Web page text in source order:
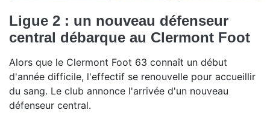
Ligue 2 : un nouveau défenseur
central débarque au Clermont Foot
Alors que le Clermont Foot 63 connaît un début
d'année difficile, l'effectif se renouvelle pour accueillir
du sang. Le club annonce l'arrivée d'un nouveau
défenseur central.